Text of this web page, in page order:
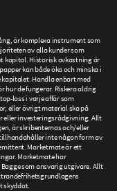
är komplexa instrument som
av alla kunder som
kapital. Historisk avkastning är
kan både öka och minska i
Handla enbart med
hur de fungerar. Riskera aldrig
loss i varje affär som
eller övrigt material ska på
eller investeringsrådgivning. Allt
är skribenternas och/eller
inte någon form av
Marketmate är ett
Marketmate har
som ansvarig utgivare. Allt
skyddat.